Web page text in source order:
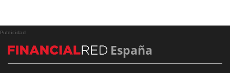
Publicidad
España